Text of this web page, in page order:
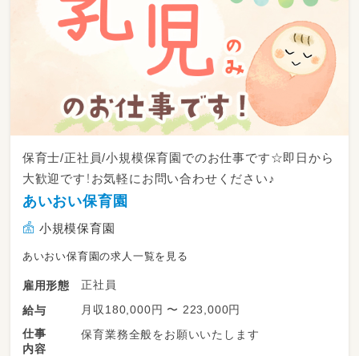
保育士/正社員/小規模保育園でのお仕事です☆即日から
大歓迎です！お気軽にお問い合わせください♪
あいおい保育園
小規模保育園
あいおい保育園の求人一覧を見る
雇用形態
正社員
給与
月収180,000円 〜 223,000円
仕事
内容
保育業務全般をお願いいたします